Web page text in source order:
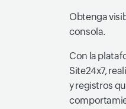
Obtenga
consola.
Con la
Site24x7,
y registros